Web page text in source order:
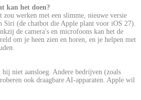
kan het doen?
zou werken met een slimme, nieuwe versie
Siri (de chatbot die Apple plant voor iOS 27).
de camera's en microfoons kan het de
om je heen zien en horen, en je helpen met
niet aansloeg. Andere bedrijven (zoals
ook draagbare AI-apparaten. Apple wil